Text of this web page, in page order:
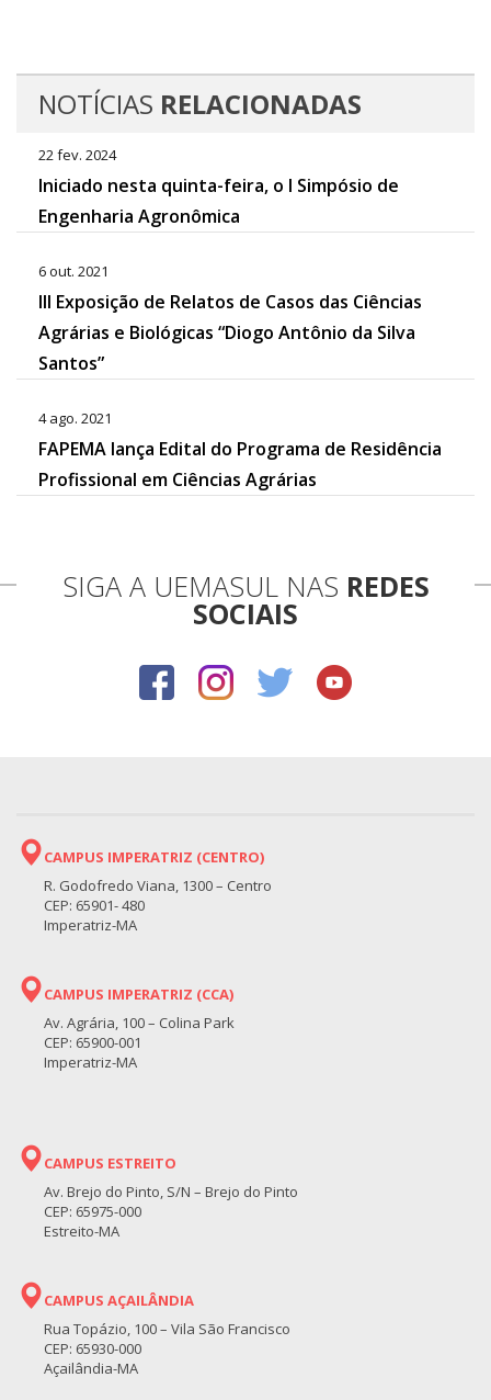
NOTÍCIAS RELACIONADAS
22 fev. 2024
Iniciado nesta quinta-feira, o I Simpósio de
Engenharia Agronômica
6 out. 2021
III Exposição de Relatos de Casos das Ciências
Agrárias e Biológicas “Diogo Antônio da Silva
Santos”
4 ago. 2021
FAPEMA lança Edital do Programa de Residência
Profissional em Ciências Agrárias
SIGA A UEMASUL NAS REDES
SOCIAIS
CAMPUS IMPERATRIZ (CENTRO)
R. Godofredo Viana, 1300 – Centro
CEP: 65901- 480
Imperatriz-MA
CAMPUS IMPERATRIZ (CCA)
Av. Agrária, 100 – Colina Park
CEP: 65900-001
Imperatriz-MA
CAMPUS ESTREITO
Av. Brejo do Pinto, S/N – Brejo do Pinto
CEP: 65975-000
Estreito-MA
CAMPUS AÇAILÂNDIA
Rua Topázio, 100 – Vila São Francisco
CEP: 65930-000
Açailândia-MA